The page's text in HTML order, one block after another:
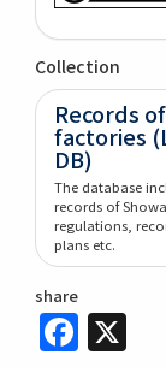
Collection
Records
factories
DB)
The database
records of
regulations,
plans etc.
share